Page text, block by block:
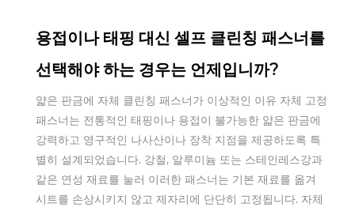
용접이나 태핑 대신 셀프 클린칭 패스너를
선택해야 하는 경우는 언제입니까?
얇은 판금에 자체 클린칭 패스너가 이상적인 이유 자체 고정
패스너는 전통적인 태핑이나 용접이 불가능한 얇은 판금에
강력하고 영구적인 나사산이나 장착 지점을 제공하도록 특
별히 설계되었습니다. 강철, 알루미늄 또는 스테인레스강과
같은 연성 재료를 눌러 이러한 패스너는 기본 재료를 옮겨
시트를 손상시키지 않고 제자리에 단단히 고정됩니다. 자체